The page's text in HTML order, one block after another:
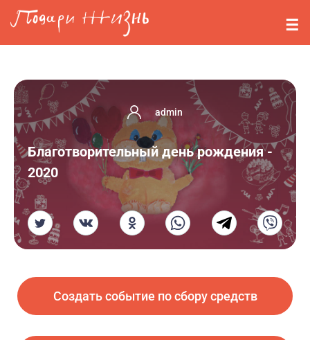
Перейти к основному содержанию
События
Вопросы
Войти
Регистрация
admin
Благотворительный день рождения -
2020
Создать событие по сбору средств